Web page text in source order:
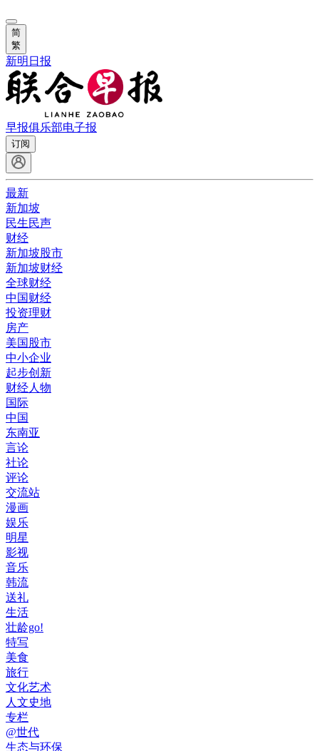
简
繁
新明日报
早报俱乐部电子报
订阅
最新
新加坡
民生民声
财经
新加坡股市
新加坡财经
全球财经
中国财经
投资理财
房产
美国股市
中小企业
起步创新
财经人物
国际
中国
东南亚
言论
社论
评论
交流站
漫画
娱乐
明星
影视
音乐
韩流
送礼
生活
壮龄go!
特写
美食
旅行
文化艺术
人文史地
专栏
@世代
生态与环保